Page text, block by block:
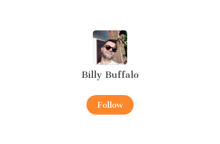
Billy Buffalo
Follow